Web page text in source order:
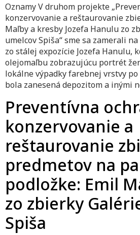
Oznamy V druhom projekte
konzervovanie a reštaurovanie
Maľby a kresby Jozefa Hanulu zo
umelcov Spiša“ sme sa zamerali
zo stálej expozície Jozefa Hanulu,
olejomaľbu zobrazujúcu portrét
lokálne výpadky farebnej vrstvy
bola zanesená depozitom a inými
Preventívna
konzervovanie a
reštaurovanie
predmetov na
podložke: Emil
zo zbierky
Spiša